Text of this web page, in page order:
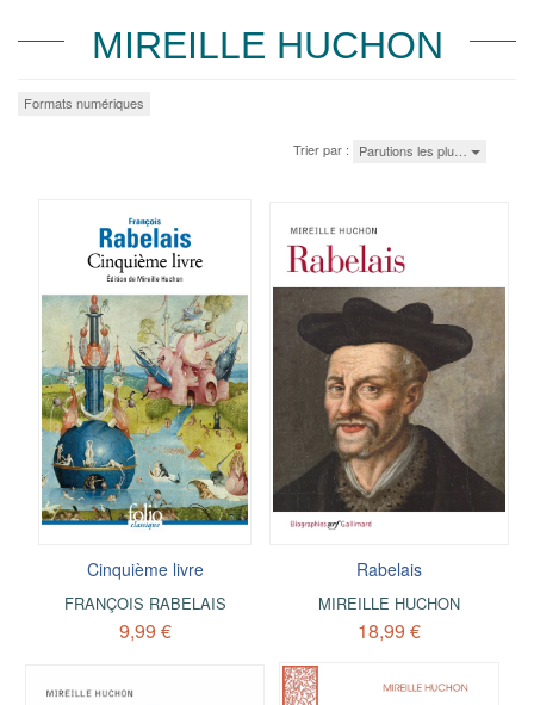
MIREILLE HUCHON
Formats numériques
Trier par : Parutions les plu…
Cinquième livre
FRANÇOIS RABELAIS
9,99 €
Rabelais
MIREILLE HUCHON
18,99 €